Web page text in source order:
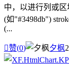
中，以进行列或
(如"#3498db")
(...
赞(0) 夕枫